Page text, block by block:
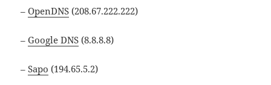
–OpenDNS (208.67.222.222)
–Google DNS (8.8.8.8)
–Sapo (194.65.5.2)